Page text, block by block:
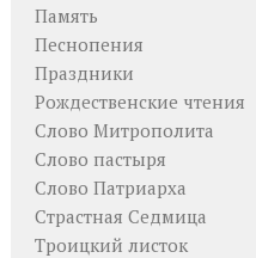
Память
Песнопения
Праздники
Рождественские чтения
Слово Митрополита
Слово пастыря
Слово Патриарха
Страстная Седмица
Троицкий листок